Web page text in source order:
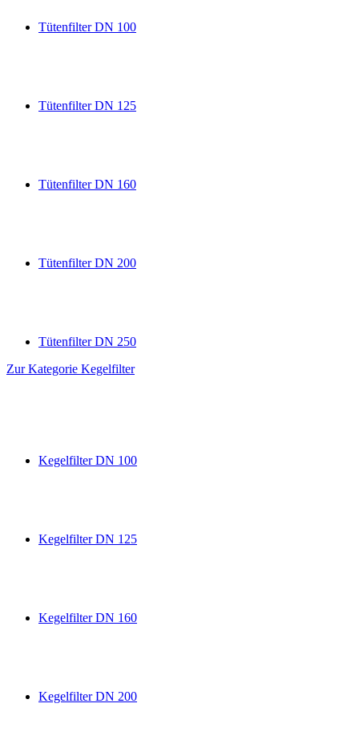
Tütenfilter DN 100
Tütenfilter DN 125
Tütenfilter DN 160
Tütenfilter DN 200
Tütenfilter DN 250
Zur Kategorie Kegelfilter
Kegelfilter DN 100
Kegelfilter DN 125
Kegelfilter DN 160
Kegelfilter DN 200